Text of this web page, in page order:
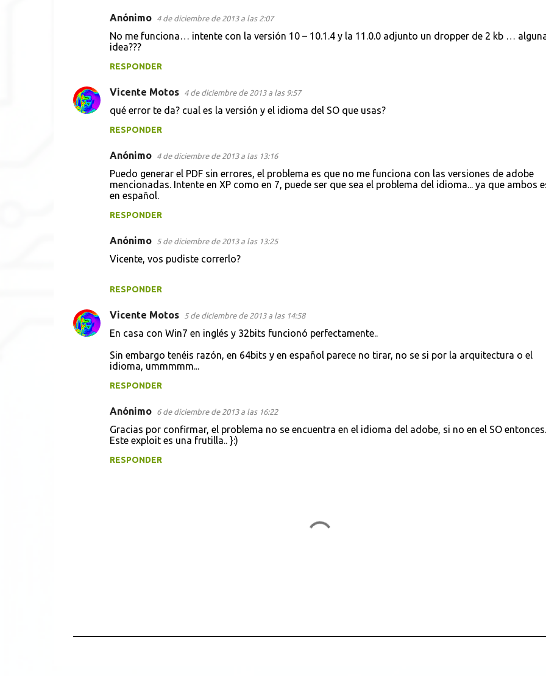
Anónimo 4 de diciembre de 2013 a las 2:07
No me funciona… intente con la versión 10 – 10.1.4 y la 11.0.0 adjunto un dropper de 2 kb …
idea???
RESPONDER
Vicente Motos 4 de diciembre de 2013 a las 9:57
qué error te da? cual es la versión y el idioma del SO que usas?
RESPONDER
Anónimo 4 de diciembre de 2013 a las 13:16
Puedo generar el PDF sin errores, el problema es que no me funciona con las versiones de adobe
mencionadas. Intente en XP como en 7, puede ser que sea el problema del idioma... ya que ambos
en español.
RESPONDER
Anónimo 5 de diciembre de 2013 a las 13:25
Vicente, vos pudiste correrlo?
RESPONDER
Vicente Motos 5 de diciembre de 2013 a las 14:58
En casa con Win7 en inglés y 32bits funcionó perfectamente..
Sin embargo tenéis razón, en 64bits y en español parece no tirar, no se si por la arquitectura o el
idioma, ummmmm...
RESPONDER
Anónimo 6 de diciembre de 2013 a las 16:22
Gracias por confirmar, el problema no se encuentra en el idioma del adobe, si no en el SO entonces.
Este exploit es una frutilla.. }:)
RESPONDER